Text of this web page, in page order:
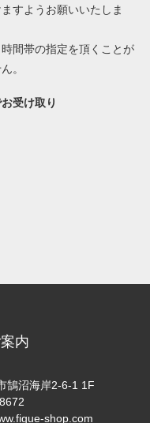
すようお願いいたしま
間帯の指定を頂くことが
。
受け取り
内
鵠沼海岸2-6-1 1F
shop.com